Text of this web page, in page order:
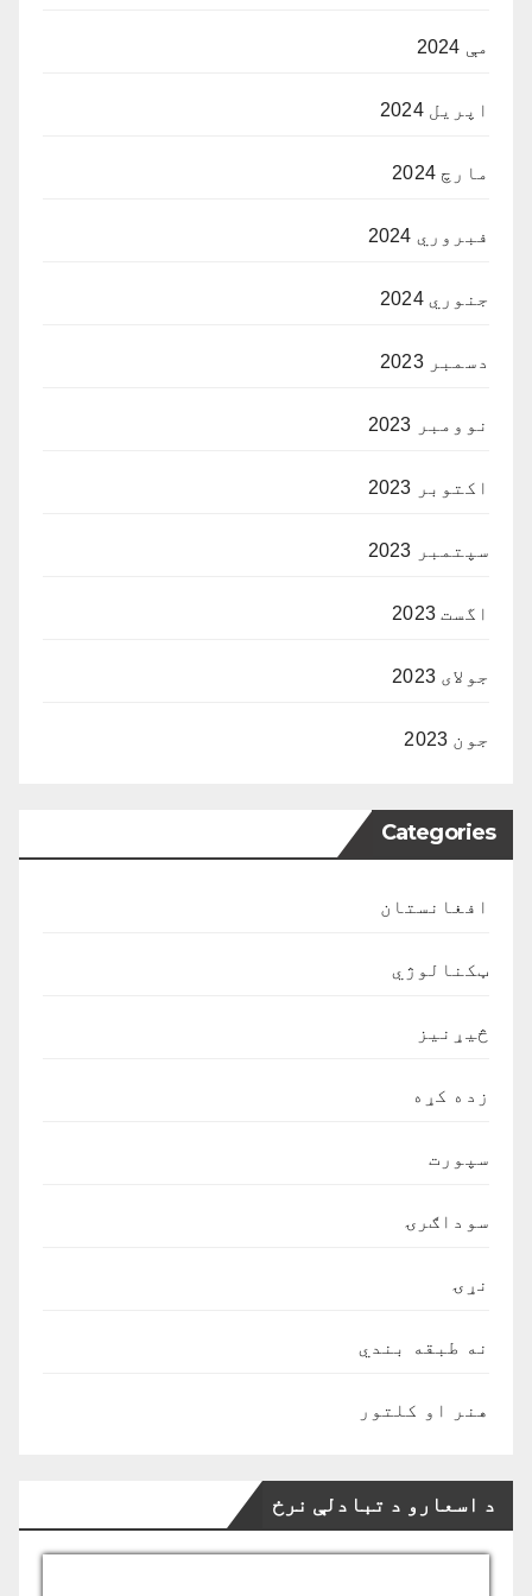
مې 2024
اپریل 2024
مارچ 2024
فبروري 2024
جنوري 2024
دسمبر 2023
نوومبر 2023
اکتوبر 2023
سپتمبر 2023
اگست 2023
جولای 2023
جون 2023
Categories
افغانستان
ټکنالوژي
څیړنیز
زده کړه
سپورت
سوداګرۍ
نړۍ
نه طبقه بندي
هنر او کلتور
د اسعارو د تبادلې نرخ